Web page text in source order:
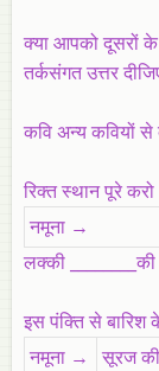
क्या आपको दूसरों के
तर्कसंगत उत्तर
कवि अन्य कवियों से
रिक्त स्थान पूरे
नमूना →
लक्की
इस पंक्ति से बारिश
नमूना →
सूरज